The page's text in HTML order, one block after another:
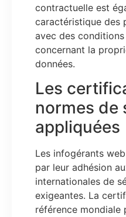
contractuelle est
caractéristique des
avec des
concernant la
données.
Les
normes de
appliquées
Les infogérants
par leur adhésion
internationales de
exigeantes. La
référence mondiale